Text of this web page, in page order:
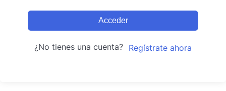
Acceder
¿No tienes una cuenta? Regístrate ahora